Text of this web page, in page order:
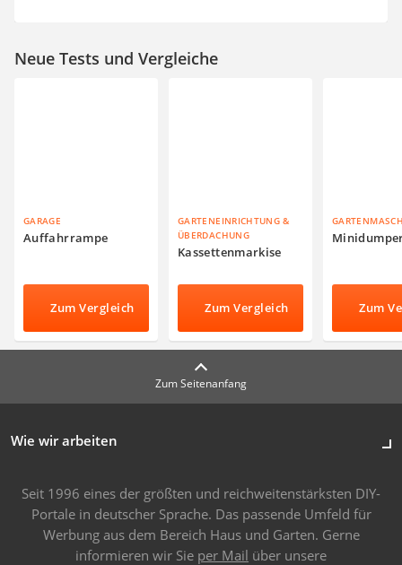
Neue Tests und Vergleiche
GARAGE
Auffahrrampe
Zum Vergleich
GARTENEINRICHTUNG &
ÜBERDACHUNG
Kassettenmarkise
Zum Vergleich Zum
Zum Seitenanfang
Wie wir arbeiten
Seit 1996 eines der größten und reichweitenstärksten DIY-
Portale in deutscher Sprache. Das passende Umfeld für
Werbung aus dem Bereich Haus und Garten. Gerne
informieren wir Sie per Mail über unsere